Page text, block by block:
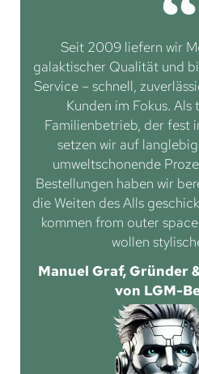
Seit 2009 liefern wir
galaktischer Qualität und
Service – schnell,
Kunden im Fokus.
Familienbetrieb, der fest
setzen wir auf
umweltschonende
Bestellungen haben wir
die Weiten des Alls
kommen from outer
wollen
Manuel Graf, Gründer
von LGM-